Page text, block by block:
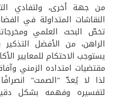
من جهة أخرى، ولتفادي
النقاشات المتداولة في
تخصّ البحث العلمي
الراهن، من الأفضل التذكير
يستوجب الاحتكام للمعايير
مقتضيات امتداده الزمني
لذا لا يُعدّ "الصمت"
لتفسيره وفهمه بشكل